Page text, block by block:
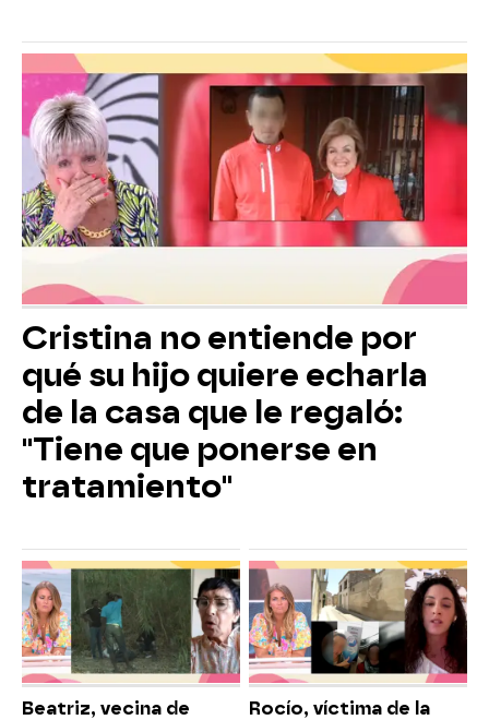
Cristina no entiende por
qué su hijo quiere echarla
de la casa que le regaló:
"Tiene que ponerse en
tratamiento"
Beatriz, vecina de
Rocío, víctima de la